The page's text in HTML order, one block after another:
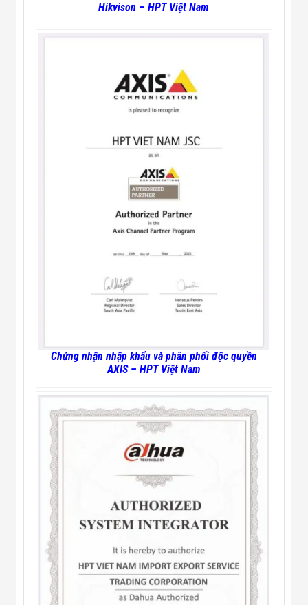
Hikvison – HPT Việt Nam
Chứng nhận nhập khẩu và phân phối độc quyền
AXIS – HPT Việt Nam